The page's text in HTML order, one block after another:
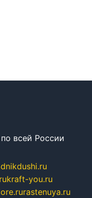
всей России
kraft-you.ru
rastenuya.ru